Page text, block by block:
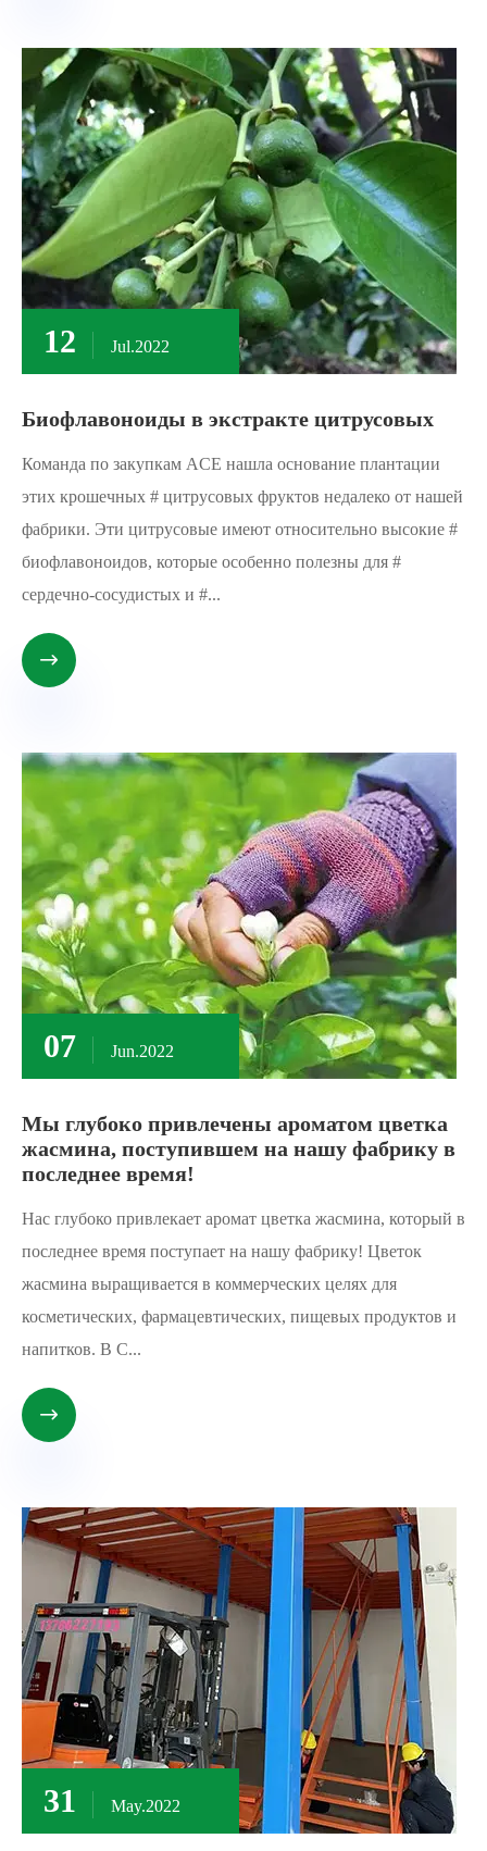
12 Jul.2022
Биофлавоноиды в экстракте цитрусовых
Команда по закупкам ACE нашла основание плантации
этих крошечных # цитрусовых фруктов недалеко от нашей
фабрики. Эти цитрусовые имеют относительно высокие #
биофлавоноидов, которые особенно полезны для #
сердечно-сосудистых и #...

07 Jun.2022
Мы глубоко привлечены ароматом цветка
жасмина, поступившем на нашу фабрику в
последнее время!
Нас глубоко привлекает аромат цветка жасмина, который в
последнее время поступает на нашу фабрику! Цветок
жасмина выращивается в коммерческих целях для
косметических, фармацевтических, пищевых продуктов и
напитков. В С...

31 May.2022